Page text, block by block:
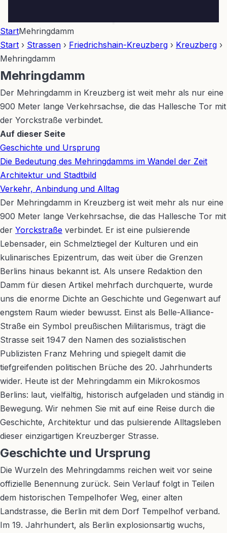
StartMehringdamm
Start › Strassen › Friedrichshain-Kreuzberg › Kreuzberg ›
Mehringdamm
Mehringdamm
Der Mehringdamm in Kreuzberg ist weit mehr als nur eine
900 Meter lange Verkehrsachse, die das Hallesche Tor mit
der Yorckstraße verbindet.
+
−
Auf dieser Seite
Geschichte und Ursprung
Die Bedeutung des Mehringdamms im Wandel der Zeit
Architektur und Stadtbild
Verkehr, Anbindung und Alltag
Der Mehringdamm in Kreuzberg ist weit mehr als nur eine
900 Meter lange Verkehrsachse, die das Hallesche Tor mit
der Yorckstraße verbindet. Er ist eine pulsierende
Lebensader, ein Schmelztiegel der Kulturen und ein
kulinarisches Epizentrum, das weit über die Grenzen
Berlins hinaus bekannt ist. Als unsere Redaktion den
Damm für diesen Artikel mehrfach durchquerte, wurde
uns die enorme Dichte an Geschichte und Gegenwart auf
engstem Raum wieder bewusst. Einst als Belle-Alliance-
Straße ein Symbol preußischen Militarismus, trägt die
Strasse seit 1947 den Namen des sozialistischen
Publizisten Franz Mehring und spiegelt damit die
tiefgreifenden politischen Brüche des 20. Jahrhunderts
wider. Heute ist der Mehringdamm ein Mikrokosmos
Berlins: laut, vielfältig, historisch aufgeladen und ständig in
Bewegung. Wir nehmen Sie mit auf eine Reise durch die
Geschichte, Architektur und das pulsierende Alltagsleben
dieser einzigartigen Kreuzberger Strasse.
Geschichte und Ursprung
Die Wurzeln des Mehringdamms reichen weit vor seine
offizielle Benennung zurück. Sein Verlauf folgt in Teilen
dem historischen Tempelhofer Weg, einer alten
Landstrasse, die Berlin mit dem Dorf Tempelhof verband.
Im 19. Jahrhundert, als Berlin explosionsartig wuchs,